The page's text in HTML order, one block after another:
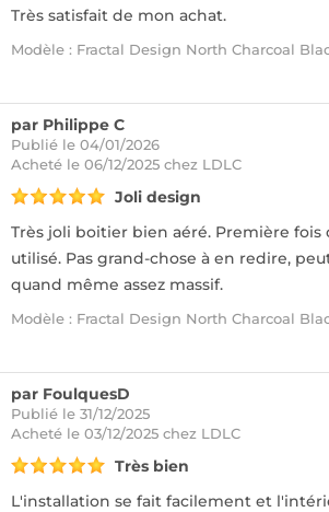
Très satisfait de mon achat.
Modèle : Fractal Design North Charcoal
par Philippe C
Publié le 04/01/2026
Acheté le 06/12/2025 chez LDLC
Joli design
Très joli boitier bien aéré. Première fois
utilisé. Pas grand-chose à en redire,
quand même assez massif.
Modèle : Fractal Design North Charcoal
par FoulquesD
Publié le 31/12/2025
Acheté le 03/12/2025 chez LDLC
Très bien
L'installation se fait facilement et